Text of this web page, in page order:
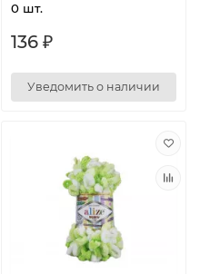
0 шт.
136 ₽
Уведомить о наличии